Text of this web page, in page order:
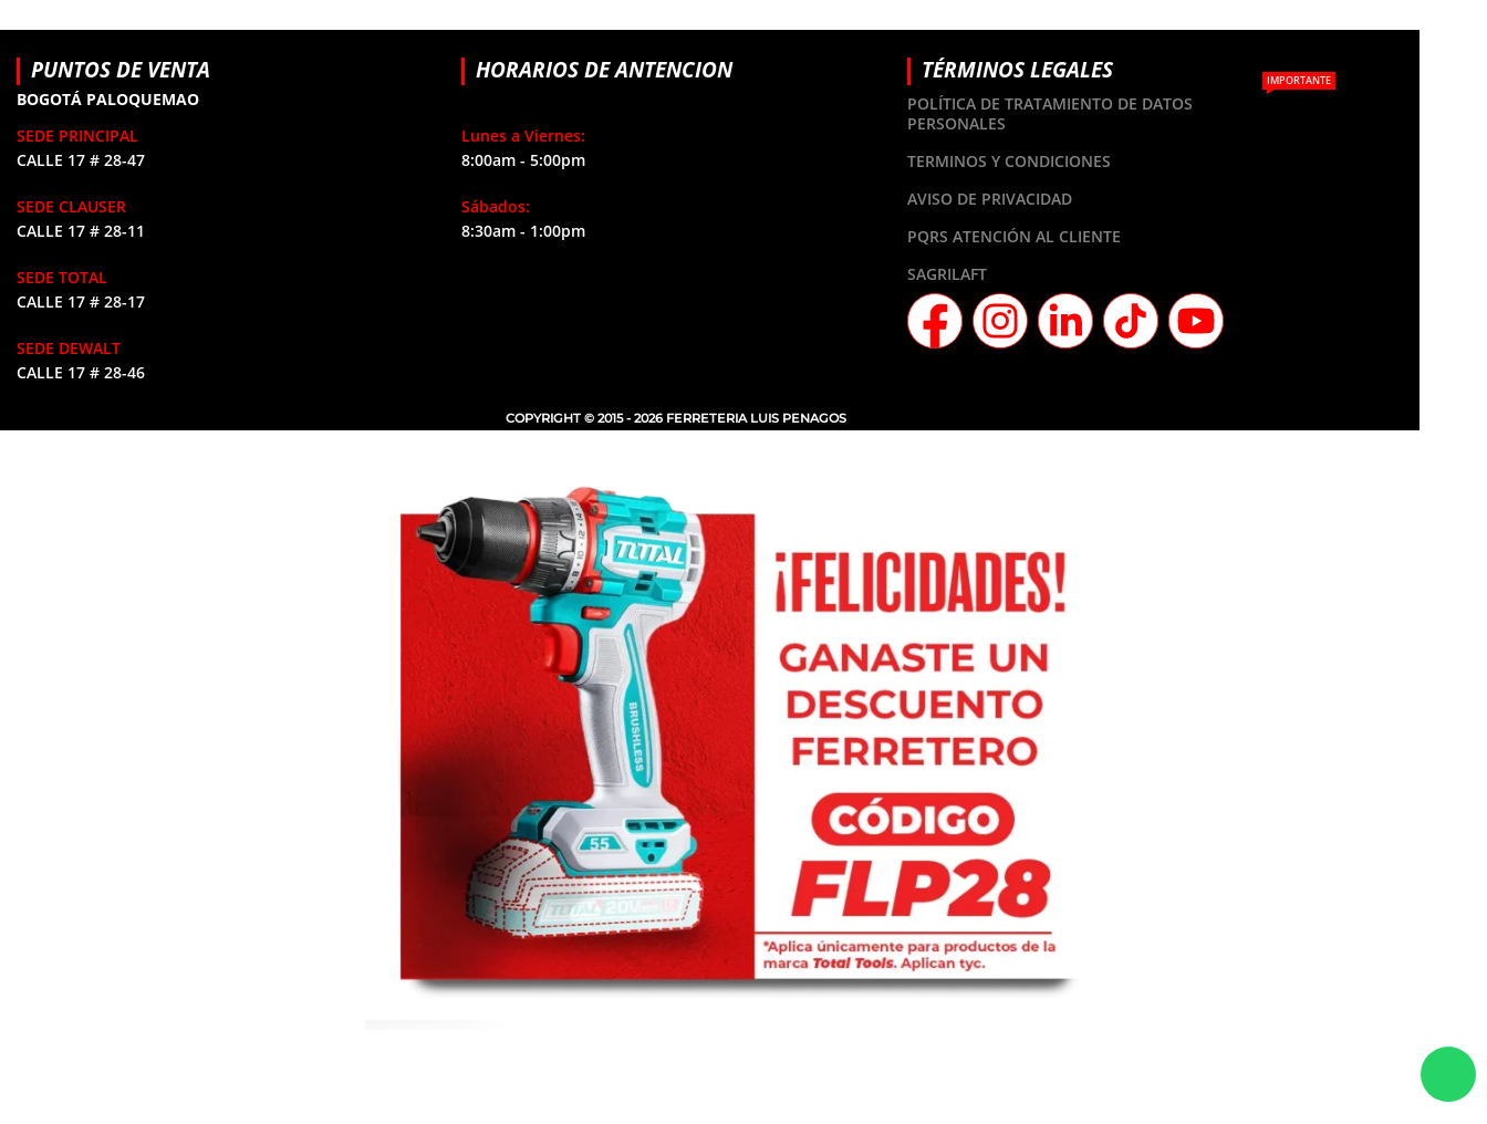
PUNTOS DE VENTA
BOGOTÁ PALOQUEMAO
SEDE PRINCIPAL
CALLE 17 # 28-47
SEDE CLAUSER
CALLE 17 # 28-11
SEDE TOTAL
CALLE 17 # 28-17
SEDE DEWALT
CALLE 17 # 28-46
HORARIOS DE ANTENCION
Lunes a Viernes:
8:00am - 5:00pm
Sábados:
8:30am - 1:00pm
TÉRMINOS LEGALES
POLÍTICA DE TRATAMIENTO DE DATOS
PERSONALES
IMPORTANTE
TERMINOS Y CONDICIONES
AVISO DE PRIVACIDAD
PQRS ATENCIÓN AL CLIENTE
SAGRILAFT
COPYRIGHT © 2015 - 2026 FERRETERIA LUIS PENAGOS